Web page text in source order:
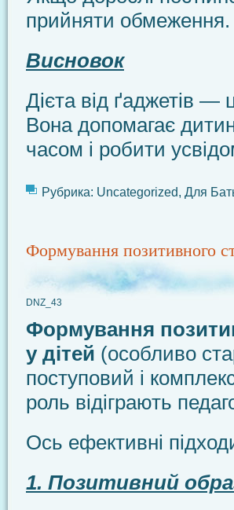
прийняти обмеження.
Висновок
Дієта від ґаджетів —
Вона допомагає
часом і робити
Рубрика: Uncategorized, Для
Формування позитивного
DNZ_43
Формування
у дітей (особливо
поступовий і
роль відіграють
Ось ефективні
1. Позитивний